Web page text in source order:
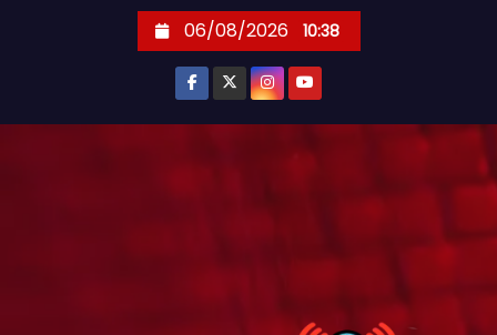
06/08/2026 10:38